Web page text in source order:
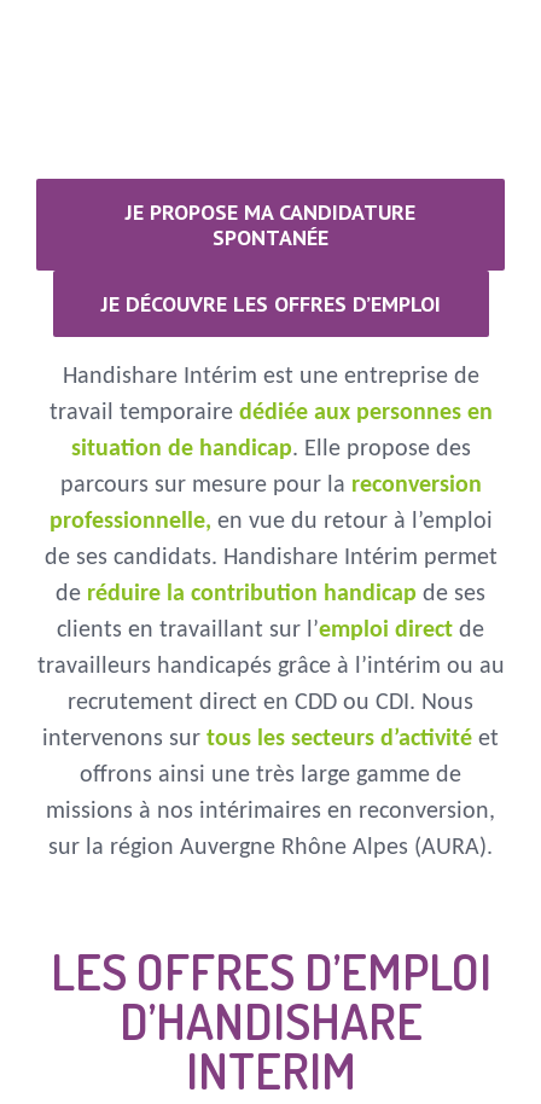
JE PROPOSE MA CANDIDATURE
SPONTANÉE
JE DÉCOUVRE LES OFFRES D’EMPLOI
Handishare Intérim est une entreprise de
travail temporaire dédiée aux personnes en
situation de handicap. Elle propose des
parcours sur mesure pour la reconversion
professionnelle, en vue du retour à l’emploi
de ses candidats. Handishare Intérim permet
de réduire la contribution handicap de ses
clients en travaillant sur l’emploi direct de
travailleurs handicapés grâce à l’intérim ou au
recrutement direct en CDD ou CDI. Nous
intervenons sur tous les secteurs d’activité et
offrons ainsi une très large gamme de
missions à nos intérimaires en reconversion,
sur la région Auvergne Rhône Alpes (AURA).
LES OFFRES D’EMPLOI
D’HANDISHARE
INTERIM